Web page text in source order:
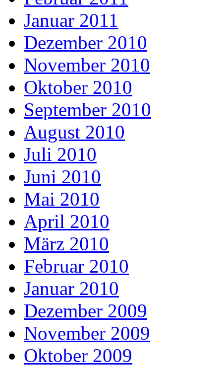
Januar 2011
Dezember 2010
November 2010
Oktober 2010
September 2010
August 2010
Juli 2010
Juni 2010
Mai 2010
April 2010
März 2010
Februar 2010
Januar 2010
Dezember 2009
November 2009
Oktober 2009